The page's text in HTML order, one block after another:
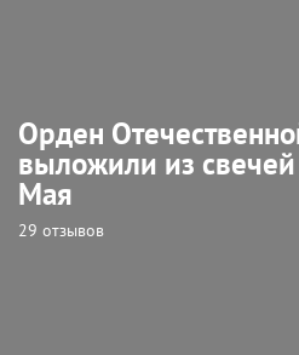
Орден
выложили из
Мая
29 отзывов